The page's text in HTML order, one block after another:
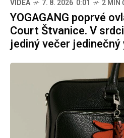
VIDEA 7. 8. 2026 0:01 2 MIN
YOGAGANG poprvé
Court Štvanice. V
jediný večer